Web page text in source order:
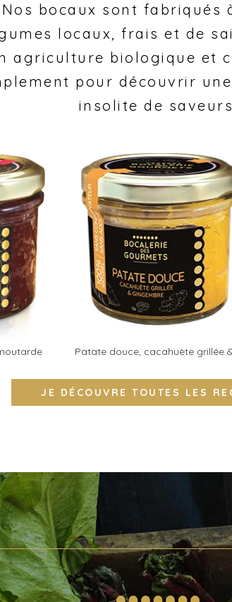
Nos bocaux sont fabriqués
locaux, frais et de
agriculture biologique et
pour découvrir
insolite de
Patate douce, cacahuète grillée
JE DÉCOUVRE TOUTES LES